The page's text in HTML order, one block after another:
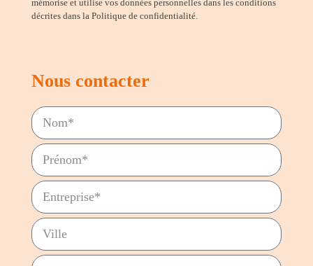
mémorise et utilise vos données personnelles dans les conditions
décrites dans la Politique de confidentialité.
Nous contacter